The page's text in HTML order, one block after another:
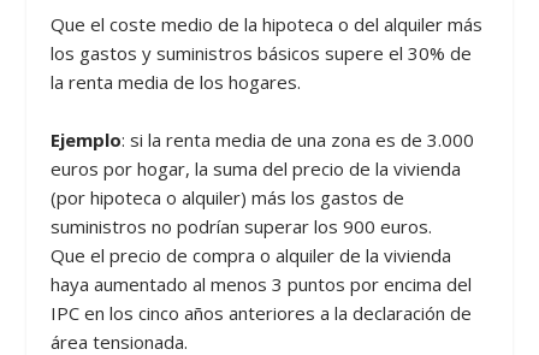
Que el coste medio de la hipoteca o del alquiler más
los gastos y suministros básicos supere el 30% de
la renta media de los hogares.
Ejemplo: si la renta media de una zona es de 3.000
euros por hogar, la suma del precio de la vivienda
(por hipoteca o alquiler) más los gastos de
suministros no podrían superar los 900 euros.
Que el precio de compra o alquiler de la vivienda
haya aumentado al menos 3 puntos por encima del
IPC en los cinco años anteriores a la declaración de
área tensionada.